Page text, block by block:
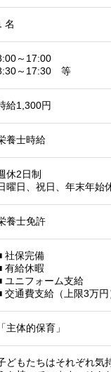
名
～17:00
～17:30 等
給1,300円
養士時給
休2日制
曜日、祝日、年末年始
養士免許
社保完備
有給休暇
ユニフォーム支給
交通費支給（上限3万円
「主体的保育」
どもたちはそれぞれ気